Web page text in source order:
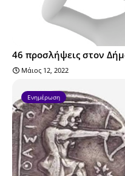
46 προσλήψεις στον
Μάιος 12, 2022
Ενημέρωση